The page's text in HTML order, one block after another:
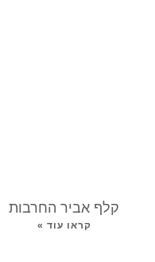
קלף אביר החרבות
קראו עוד »